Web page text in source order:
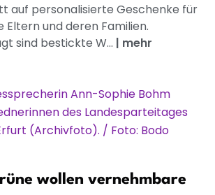
auf personalisierte Geschenke für
und deren Familien.
sind bestickte W... | mehr
wollen vernehmbare